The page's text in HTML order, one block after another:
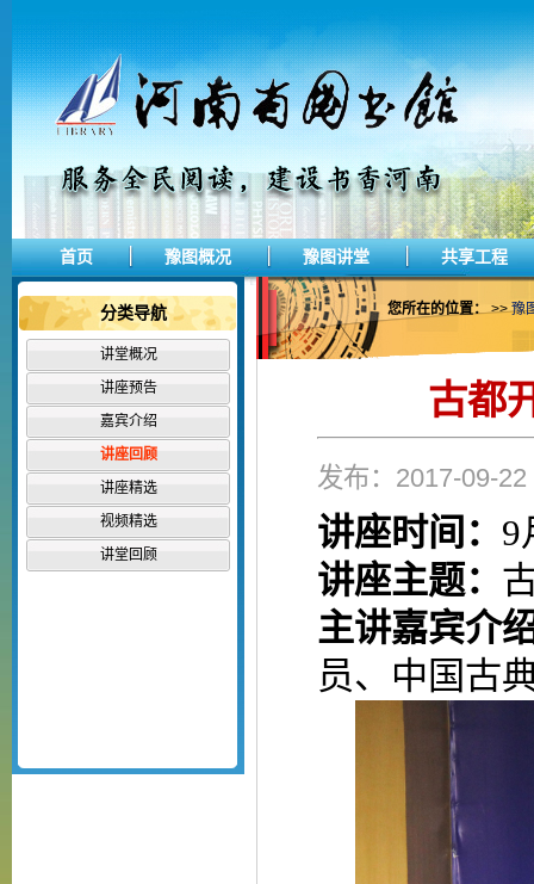
首页 豫图概况 豫图讲堂 共享工程
分类导航
讲堂概况
讲座预告
嘉宾介绍
讲座回顾
讲座精选
视频精选
讲堂回顾
您所在的位置：>>豫
古都
发布：2017-09-
讲座时间： 9
讲座主题：
主讲嘉宾介
员、中国古